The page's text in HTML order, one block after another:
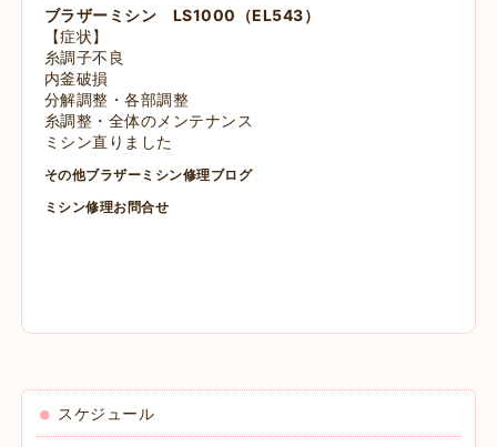
ブラザーミシン LS1000（EL543）
【症状】
糸調子不良
内釜破損
分解調整・各部調整
糸調整・全体のメンテナンス
ミシン直りました
その他ブラザーミシン修理ブログ
ミシン修理お問合せ
スケジュール